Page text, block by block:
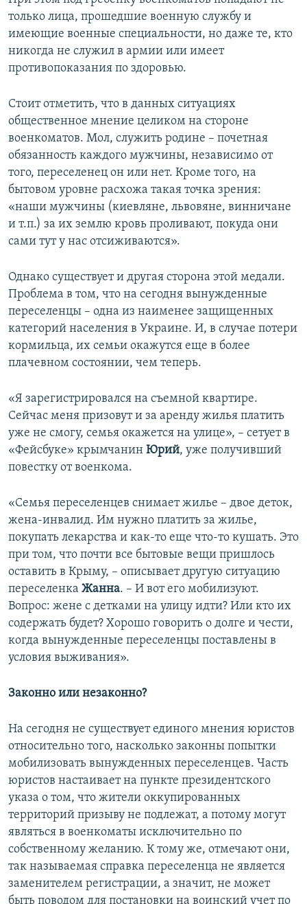
только лица, прошедшие военную службу и
имеющие военные специальности, но даже те, кто
никогда не служил в армии или имеет
противопоказания по здоровью.
Стоит отметить, что в данных ситуациях
общественное мнение целиком на стороне
военкоматов. Мол, служить родине – почетная
обязанность каждого мужчины, независимо от
того, переселенец он или нет. Кроме того, на
бытовом уровне расхожа такая точка зрения:
«наши мужчины (киевляне, львовяне, винничане
и т.п.) за их землю кровь проливают, покуда они
сами тут у нас отсиживаются».
Однако существует и другая сторона этой медали.
Проблема в том, что на сегодня вынужденные
переселенцы – одна из наименее защищенных
категорий населения в Украине. И, в случае потери
кормильца, их семьи окажутся еще в более
плачевном состоянии, чем теперь.
«Я зарегистрировался на съемной квартире.
Сейчас меня призовут и за аренду жилья платить
уже не смогу, семья окажется на улице», – сетует в
«Фейсбуке» крымчанин Юрий, уже получивший
повестку от военкома.
«Семья переселенцев снимает жилье – двое деток,
жена-инвалид. Им нужно платить за жилье,
покупать лекарства и как-то еще что-то кушать. Это
при том, что почти все бытовые вещи пришлось
оставить в Крыму, – описывает другую ситуацию
переселенка Жанна. – И вот его мобилизуют.
Вопрос: жене с детками на улицу идти? Или кто их
содержать будет? Хорошо говорить о долге и чести,
когда вынужденные переселенцы поставлены в
условия выживания».
Законно или незаконно?
На сегодня не существует единого мнения юристов
относительно того, насколько законны попытки
мобилизовать вынужденных переселенцев. Часть
юристов настаивает на пункте президентского
указа о том, что жители оккупированных
территорий призыву не подлежат, а потому могут
являться в военкоматы исключительно по
собственному желанию. К тому же, отмечают они,
так называемая справка переселенца не является
заменителем регистрации, а значит, не может
быть поводом для постановки на воинский учет по